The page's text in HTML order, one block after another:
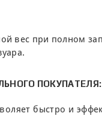
вес при полном
ПОКУПАТЕЛЯ:
быстро и